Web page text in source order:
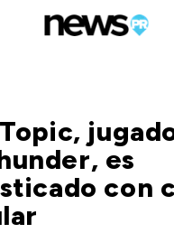
menu
es
con